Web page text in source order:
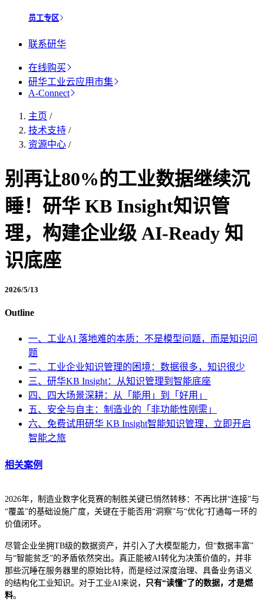
员工专区
联系研华
在线购买
研华工业云应用市集
A-Connect
主页 /
技术支持 /
资源中心 /
别再让80%的工业数据继续沉
睡！研华 KB Insight知识管
理，构建企业级 AI-Ready 知
识底座
2026/5/13
Outline
一、工业AI 落地难的本质：不是模型问题，而是知识问
题
二、工业企业知识管理的困境：数据很多，知识很少
三、研华KB Insight：从知识管理到智能底座
四、四大场景深耕：从「能用」到「好用」
五、安全与自主：制造业的「非功能性刚需」
六、免费试用研华 KB Insight智能知识管理，立即开启
智能之旅
相关案例
2026年，制造业数字化竞赛的制胜关键已悄然转移：不再比拼“连接”与
“覆盖”的基础设施广度，关键在于能否用“洞察”与“优化”打通每一环的
价值闭环。
尽管企业坐拥TB级的数据资产，并引入了大模型能力，但“数据丰富”
与“智能贫乏”的矛盾依然突出。真正能被AI转化为决策价值的，并非
那些沉睡在服务器里的原始比特，而是经过深度治理、具备业务语义
的结构化工业知识。对于工业AI来说，
只有“读懂”了的数据，才是燃
料。